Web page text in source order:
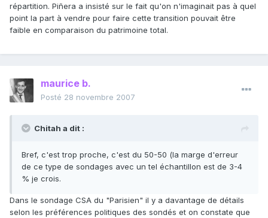
répartition. Piñera a insisté sur le fait qu'on n'imaginait pas à quel
point la part à vendre pour faire cette transition pouvait être
faible en comparaison du patrimoine total.
maurice b.
Posté 28 novembre 2007
Chitah a dit :
Bref, c'est trop proche, c'est du 50-50 (la marge d'erreur
de ce type de sondages avec un tel échantillon est de 3-4
% je crois.
Dans le sondage CSA du "Parisien" il y a davantage de détails
selon les préférences politiques des sondés et on constate que